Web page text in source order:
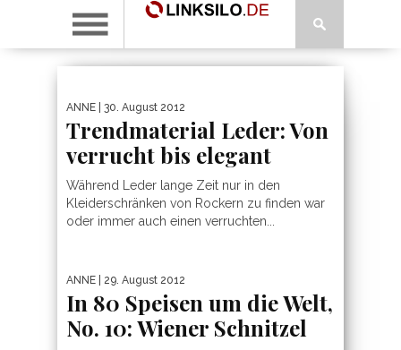
ANNE | 30. August 2012
Trendmaterial Leder: Von
verrucht bis elegant
Während Leder lange Zeit nur in den
Kleiderschränken von Rockern zu finden war
oder immer auch einen verruchten...
ANNE | 29. August 2012
In 80 Speisen um die Welt,
No. 10: Wiener Schnitzel